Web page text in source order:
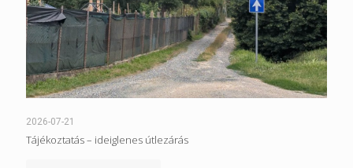
2026-07-21
Tájékoztatás – ideiglenes útlezárás